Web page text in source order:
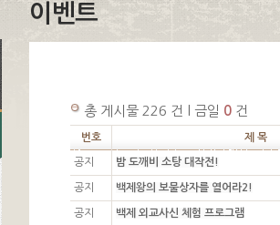
이벤트
총 게시물 226 건 l 금일 0 건
번호 제 목
공지 밤 도깨비 소탕 대작전!
공지 백제왕의 보물상자를 열어라2!
공지 백제 외교사신 체험 프로그램